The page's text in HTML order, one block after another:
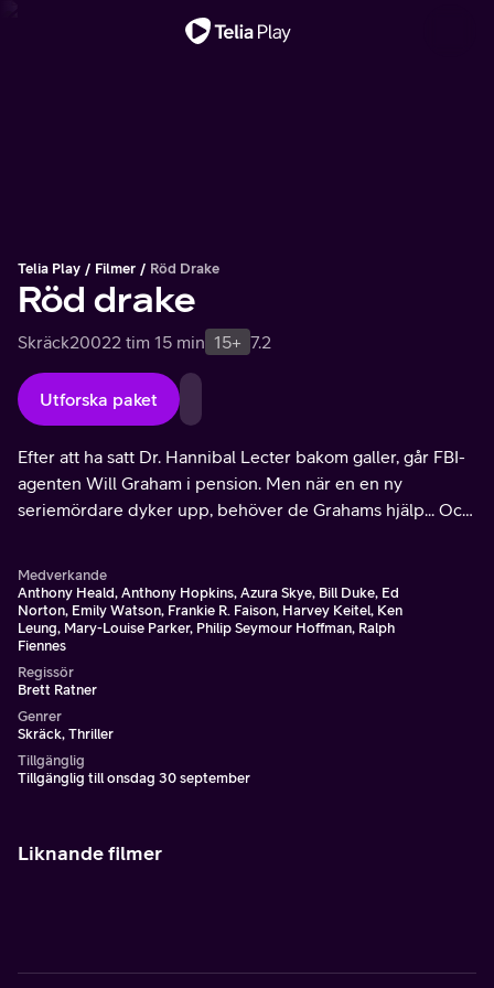
Telia Play Filmer Röd Drake
Röd drake
Skräck20022 tim 15 min 15+ 7.2
Utforska paket
Efter att ha satt Dr. Hannibal Lecter bakom galler, går FBI-
agenten Will Graham i pension. Men när en en ny
seriemördare dyker upp, behöver de Grahams hjälp... Och
Medverkande
Anthony Heald, Anthony Hopkins, Azura Skye, Bill Duke, Ed
Norton, Emily Watson, Frankie R. Faison, Harvey Keitel, Ken
Leung, Mary-Louise Parker, Philip Seymour Hoffman, Ralph
Fiennes
Regissör
Brett Ratner
Genrer
Skräck, Thriller
Tillgänglig
Tillgänglig till onsdag 30 september
Liknande filmer